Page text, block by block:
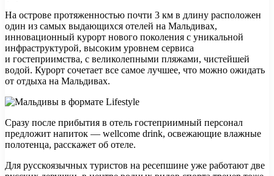
На острове протяженностью почти 3 км в длину расположен
один из самых выдающихся отелей на Мальдивах,
инновационный курорт нового поколения с уникальной
инфраструктурой, высоким уровнем сервиса
и гостеприимства, с великолепными пляжами, чистейшей
водой. Курорт сочетает все самое лучшее, что можно ожидать
от отдыха на Мальдивах.
Сразу после прибытия в отель гостеприимный персонал
предложит напиток — wellcome drink, освежающие влажные
полотенца, расскажет об отеле.
Для русскоязычных туристов на ресепшине уже работают две